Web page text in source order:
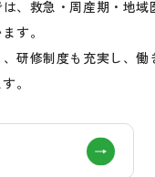
、救急・周産期・地域
す。
研修制度も充実し、働
。